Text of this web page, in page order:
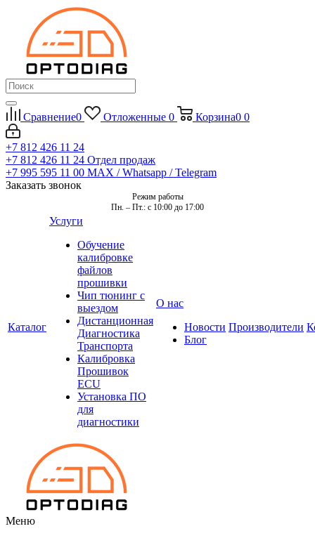
Сравнение0 Отложенные 0 Корзина0 0
+7 812 426 11 24
+7 812 426 11 24 Отдел продаж
+7 995 595 11 00 MAX / Whatsapp / Telegram
Заказать звонок
Режим работы
Пн. – Пт.: с 10:00 до 17:00
Каталог
Услуги
Обучение
калибровке
файлов
прошивки
Чип тюнинг с
выездом
Дистанционная
Диагностика
Транспорта
Калибровка
Прошивок
ECU
Установка ПО
для
диагностики
О нас
Новости
Блог
Производители
Меню